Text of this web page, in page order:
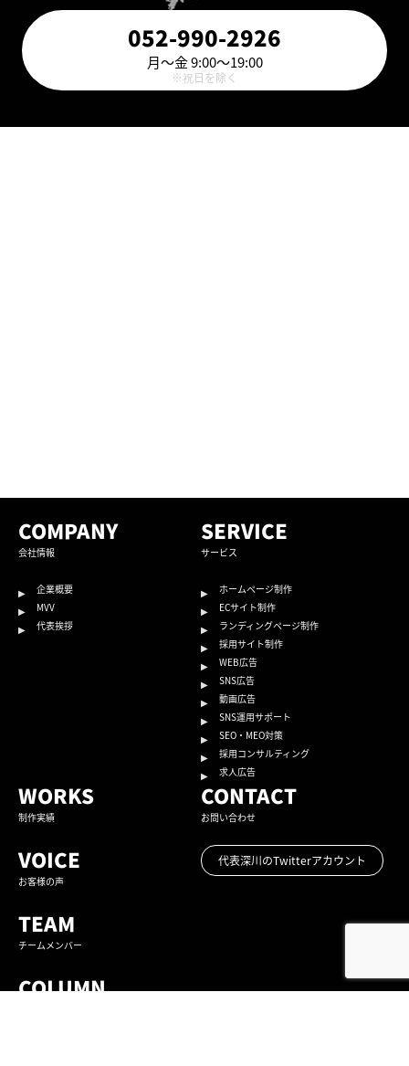
052-990-2926
COMPANY
会社情報
企業概要
MVV
代表挨拶
SERVICE
サービス
ホームページ制作
ECサイト制作
ランディングページ制作
採用サイト制作
WEB広告
SNS広告
動画広告
SNS運用サポート
SEO・MEO対策
採用コンサルティング
求人広告
WORKS
制作実績
VOICE
お客様の声
TEAM
チームメンバー
COLUMN
CONTACT
お問い合わせ
代表深川のTwitterアカウント